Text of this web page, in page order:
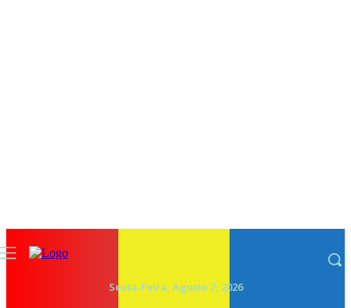
Sexta-Feira, Agosto 7, 2026